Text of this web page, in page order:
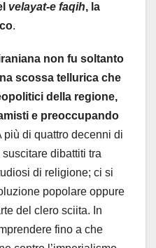
velayat-e faqih, la
.
non fu soltanto
scossa tellurica che
della regione,
e preoccupando
più di quattro decenni di
dibattiti tra
di religione; ci si
popolare oppure
del clero sciita. In
fino a che